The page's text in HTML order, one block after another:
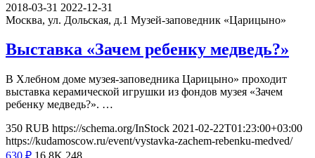
2018-03-31 2022-12-31
Москва, ул. Дольская, д.1 Музей-заповедник «Царицыно»
Выставка «Зачем ребенку медведь?»
В Хлебном доме музея-заповедника Царицыно» проходит
выставка керамической игрушки из фондов музея «Зачем
ребенку медведь?». …
350 RUB https://schema.org/InStock 2021-02-22T01:23:00+03:00
https://kudamoscow.ru/event/vystavka-zachem-rebenku-medved/